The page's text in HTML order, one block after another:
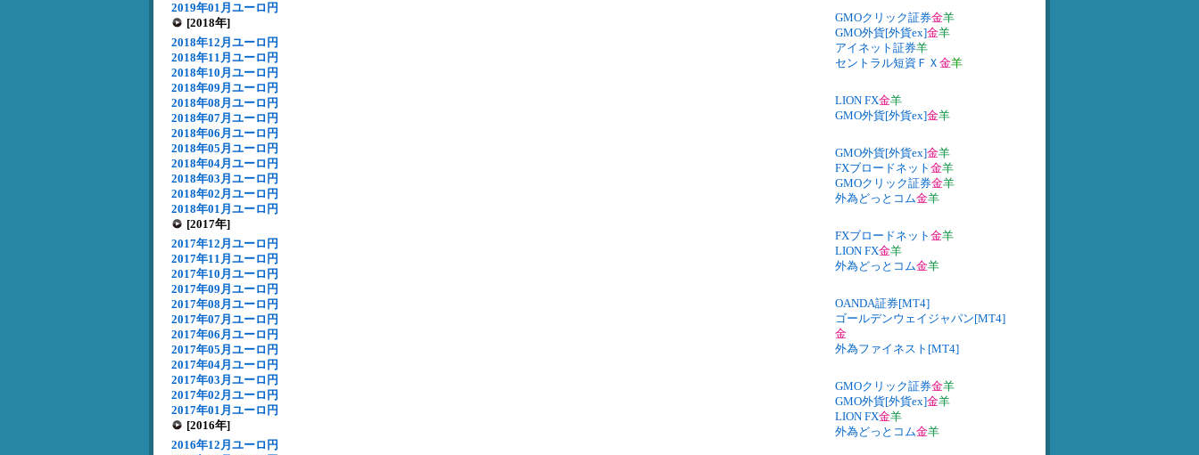
2019年01月ユーロ円
[2018年]
2018年12月ユーロ円
2018年11月ユーロ円
2018年10月ユーロ円
2018年09月ユーロ円
2018年08月ユーロ円
2018年07月ユーロ円
2018年06月ユーロ円
2018年05月ユーロ円
2018年04月ユーロ円
2018年03月ユーロ円
2018年02月ユーロ円
2018年01月ユーロ円
[2017年]
2017年12月ユーロ円
2017年11月ユーロ円
2017年10月ユーロ円
2017年09月ユーロ円
2017年08月ユーロ円
2017年07月ユーロ円
2017年06月ユーロ円
2017年05月ユーロ円
2017年04月ユーロ円
2017年03月ユーロ円
2017年02月ユーロ円
2017年01月ユーロ円
[2016年]
2016年12月ユーロ円
GMOクリック証券金羊
GMO外貨[外貨ex]金羊
アイネット証券羊
セントラル短資ＦＸ 金羊
LION FX金羊
GMO外貨[外貨ex]金羊
GMO外貨[外貨ex]金羊
FXブロードネット 金羊
GMOクリック証券金羊
外為どっとコム金羊
FXブロードネット 金羊
LION FX金羊
外為どっとコム金羊
OANDA証券[MT4]
ゴールデンウェイジャパン[MT4]
金
外為ファイネスト[MT4]
GMOクリック証券金羊
GMO外貨[外貨ex]金羊
LION FX金羊
外為どっとコム金羊